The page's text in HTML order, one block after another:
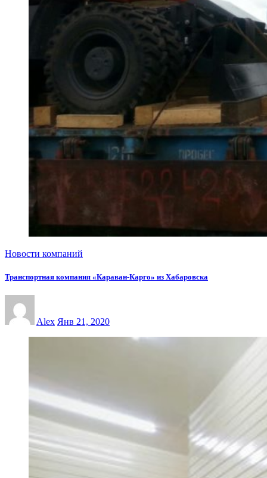
Новости компаний
Транспортная компания «Караван-Карго» из Хабаровска
Alex Янв 21, 2020